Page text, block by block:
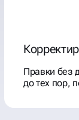
Правки без
до тех пор,